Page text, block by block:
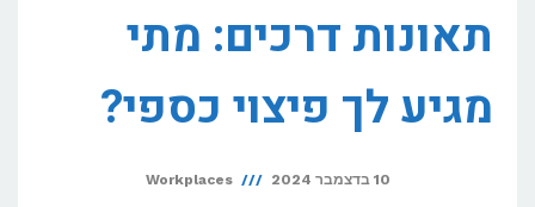
תאונות דרכים: מתי
מגיע לך פיצוי כספי?
10 בדצמבר 2024 Workplaces